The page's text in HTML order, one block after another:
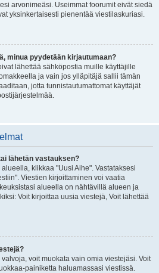
arvonimeäsi. Useimmat foorumit eivät siedä
yksinkertaisesti pienentää viestilaskuriasi.
minua pyydetään kirjautumaan?
lähettää sähköpostia muille käyttäjille
ja vain jos ylläpitäjä sallii tämän
jotta tunnistautumattomat käyttäjät
lähetän vastauksen?
klikkaa "Uusi Aihe". Vastataksesi
Viestien kirjoittaminen voi vaatia
alueella on nähtävillä alueen ja
Voit kirjoittaa uusia viestejä, Voit lähettää
voit muokata vain omia viestejäsi. Voit
painiketta haluamassasi viestissä.